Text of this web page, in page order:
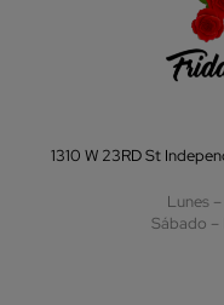
1310 W 23RD St
Lunes
Sábado